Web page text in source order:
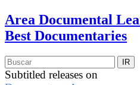
Area Documental
Best Documentaries
Subtitled releases on